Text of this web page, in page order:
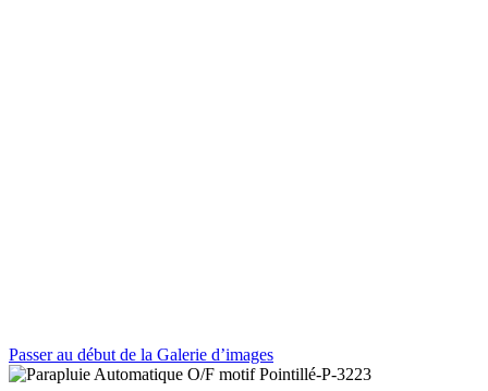
Passer au début de la Galerie d’images